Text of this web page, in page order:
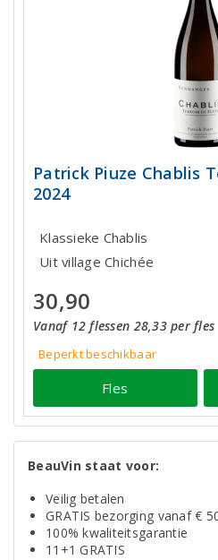
Patrick Piuze Chablis
2024
Klassieke Chablis
Uit village Chichée
30,90
Vanaf 12 flessen 28,33 per fles
Beperkt beschikbaar
Fles
BeauVin staat voor:
Veilig betalen
GRATIS bezorging vanaf €
100% kwaliteitsgarantie
11+1 GRATIS